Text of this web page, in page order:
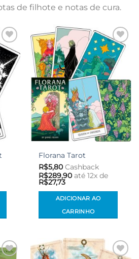
de filhote e notas de cura.
Adicionar
aos meus
desejos
Florana Tarot
R$5,80 Cashback
R$289,90 até 12x de
R$27,73
ADICIONAR AO
CARRINHO